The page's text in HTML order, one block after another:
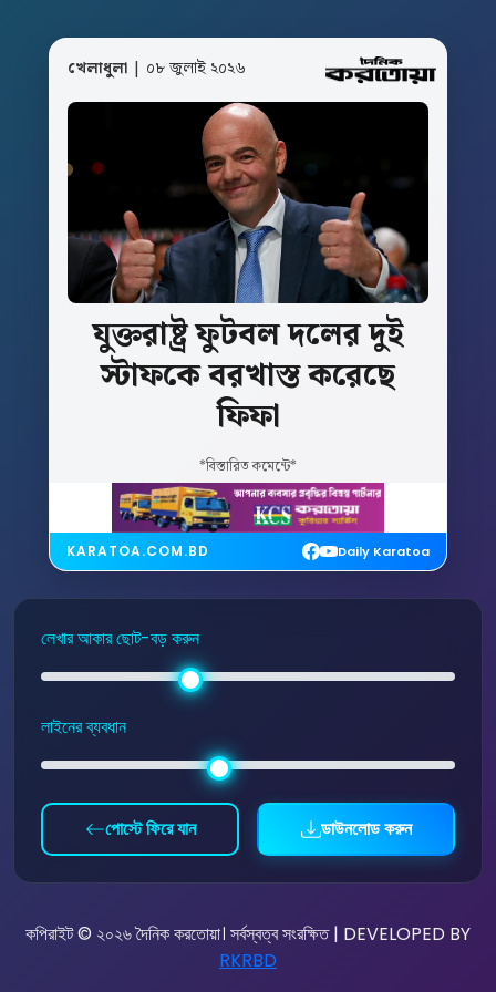
খেলাধুলা | ০৮ জুলাই ২০২৬
যুক্তরাষ্ট্রফুটবলদলেরদুই
স্টাফকেবরখাস্তকরেছে
ফিফা
*বিস্তারিত কমেন্টে*
KARATOA.COM.BD Daily Karatoa
লেখার আকার ছোট-বড় করুন
লাইনের ব্যবধান
পোস্টে ফিরে যান ডাউনলোড করুন
কপিরাইট © ২০২৬ দৈনিক করতোয়া। সর্বস্বত্ব সংরক্ষিত | DEVELOPED BY
RKRBD